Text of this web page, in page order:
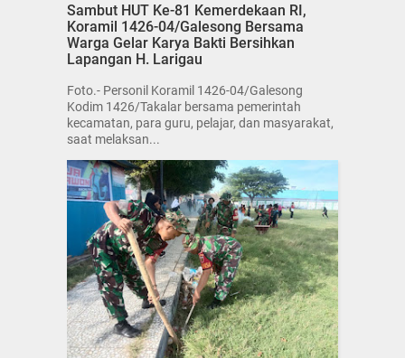
Sambut HUT Ke-81 Kemerdekaan RI,
Koramil 1426-04/Galesong Bersama
Warga Gelar Karya Bakti Bersihkan
Lapangan H. Larigau
Foto.- Personil Koramil 1426-04/Galesong
Kodim 1426/Takalar bersama pemerintah
kecamatan, para guru, pelajar, dan masyarakat,
saat melaksan...